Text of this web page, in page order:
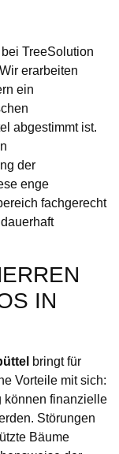
TreeSolution
erarbeiten
ein
abgestimmt ist.
der
enge
fachgerecht
IN
bringt für
Vorteile mit sich:
können finanzielle
Störungen
Bäume